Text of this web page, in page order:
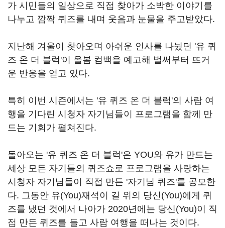
가 시민들의 일상으로 직접 찾아가 소박한 이야기를
나누고 깜짝 퀴즈를 내며 웃음과 눈물을 주고받았다.
지난해 겨울이 찾아오며 아쉬운 인사를 나눴던 '유 퀴
즈 온 더 블럭'이 올봄 컴백을 예고해 벌써부터 뜨거
운 반응을 얻고 있다.
특히 이번 시즌에서는 '유 퀴즈 온 더 블럭'의 사람 여
행을 기다린 시청자 자기님들이 프로그램을 함께 만
드는 기회가 펼쳐진다.
돌아오는 '유 퀴즈 온 더 블럭'은 YOU와 유가 만드는
세상 모든 자기들의 퀴즈쇼로 프로그램을 사랑하는
시청자 자기님들이 직접 만든 '자기님 퀴즈'를 공모한
다. 그동안 유(You)재석이 길 위의 당신(You)에게 퀴
즈를 냈던 것에서 나아가 2020년에는 당신(You)이 직
접 만든 퀴즈를 들고 사람 여행을 떠나는 것이다.